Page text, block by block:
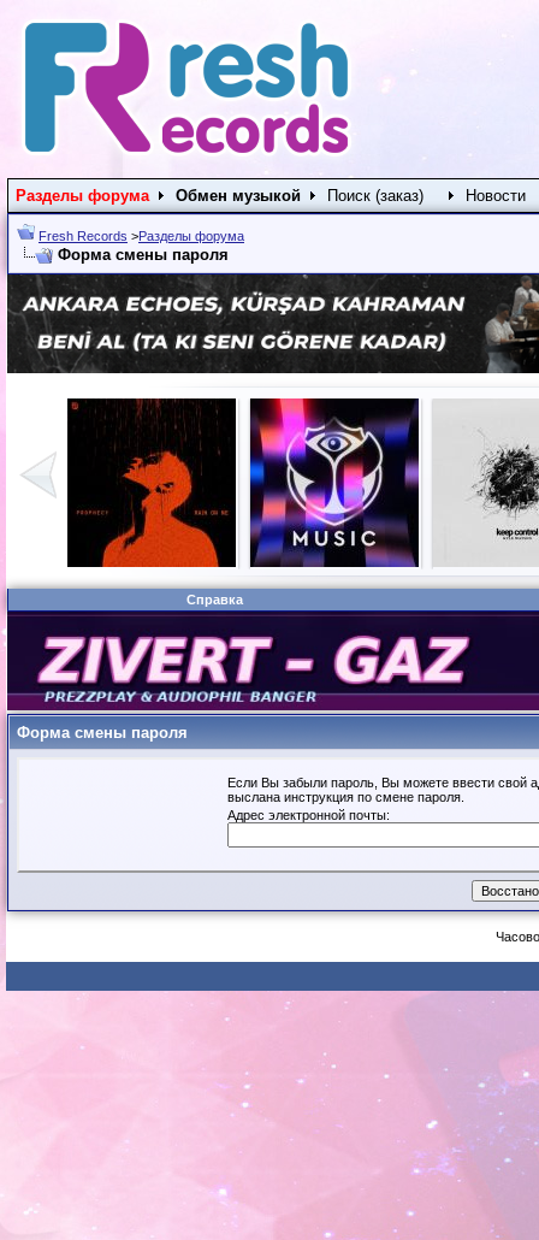
Разделы форума Обмен музыкой Поиск (заказ) Новости
Fresh Records >Разделы форума
Форма смены пароля
Справка
Форма смены пароля
Если Вы забыли пароль, Вы можете ввести свой
выслана инструкция по смене пароля.
Адрес электронной почты: